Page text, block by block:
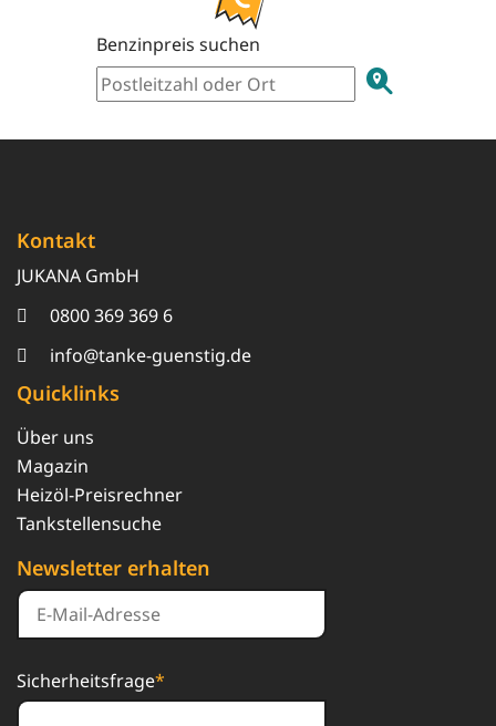
Benzinpreis suchen
Kontakt
JUKANA GmbH
0800 369 369 6
info@tanke-guenstig.de
Quicklinks
Über uns
Magazin
Heizöl-Preisrechner
Tankstellensuche
Newsletter erhalten
Sicherheitsfrage*